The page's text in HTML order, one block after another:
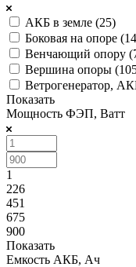
АКБ в земле (25)
Боковая на опоре (
Венчающий опору (
Вершина опоры (
Ветрогенератор,
Показать
Мощность ФЭП, Ватт
1
226
451
675
900
Показать
Емкость АКБ, Ач